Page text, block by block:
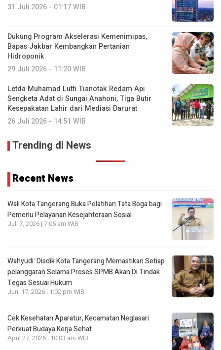
31 Juli 2026 - 01:17 WIB
Dukung Program Akselerasi Kemenimipas,
Bapas Jakbar Kembangkan Pertanian
Hidroponik
29 Juli 2026 - 11:20 WIB
Letda Muhamad Lutfi Tianotak Redam Api
Sengketa Adat di Sungai Anahoni, Tiga Butir
Kesepakatan Lahir dari Mediasi Darurat
26 Juli 2026 - 14:51 WIB
Trending di News
Recent News
Wali Kota Tangerang Buka Pelatihan Tata Boga bagi
Pemerlu Pelayanan Kesejahteraan Sosial
Juli 7, 2026 | 7:05 am WIB
Wahyudi: Disdik Kota Tangerang Memastikan Setiap
pelanggaran Selama Proses SPMB Akan Di Tindak
Tegas Sesuai Hukum
Juni 17, 2026 | 1:02 pm WIB
Cek Kesehatan Aparatur, Kecamatan Neglasari
Perkuat Budaya Kerja Sehat
April 27, 2026 | 10:03 am WIB